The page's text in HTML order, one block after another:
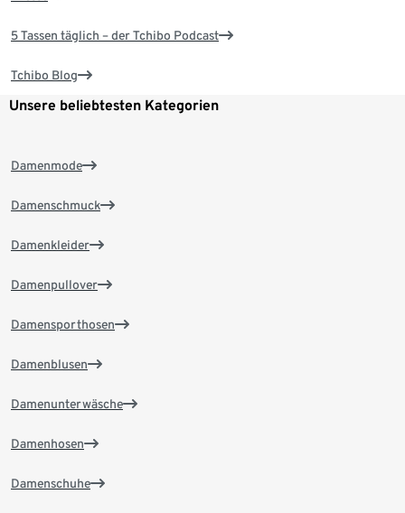
5 Tassen täglich – der Tchibo Podcast
Tchibo Blog
Unsere beliebtesten Kategorien
Damenmode
Damenschmuck
Damenkleider
Damenpullover
Damensporthosen
Damenblusen
Damenunterwäsche
Damenhosen
Damenschuhe